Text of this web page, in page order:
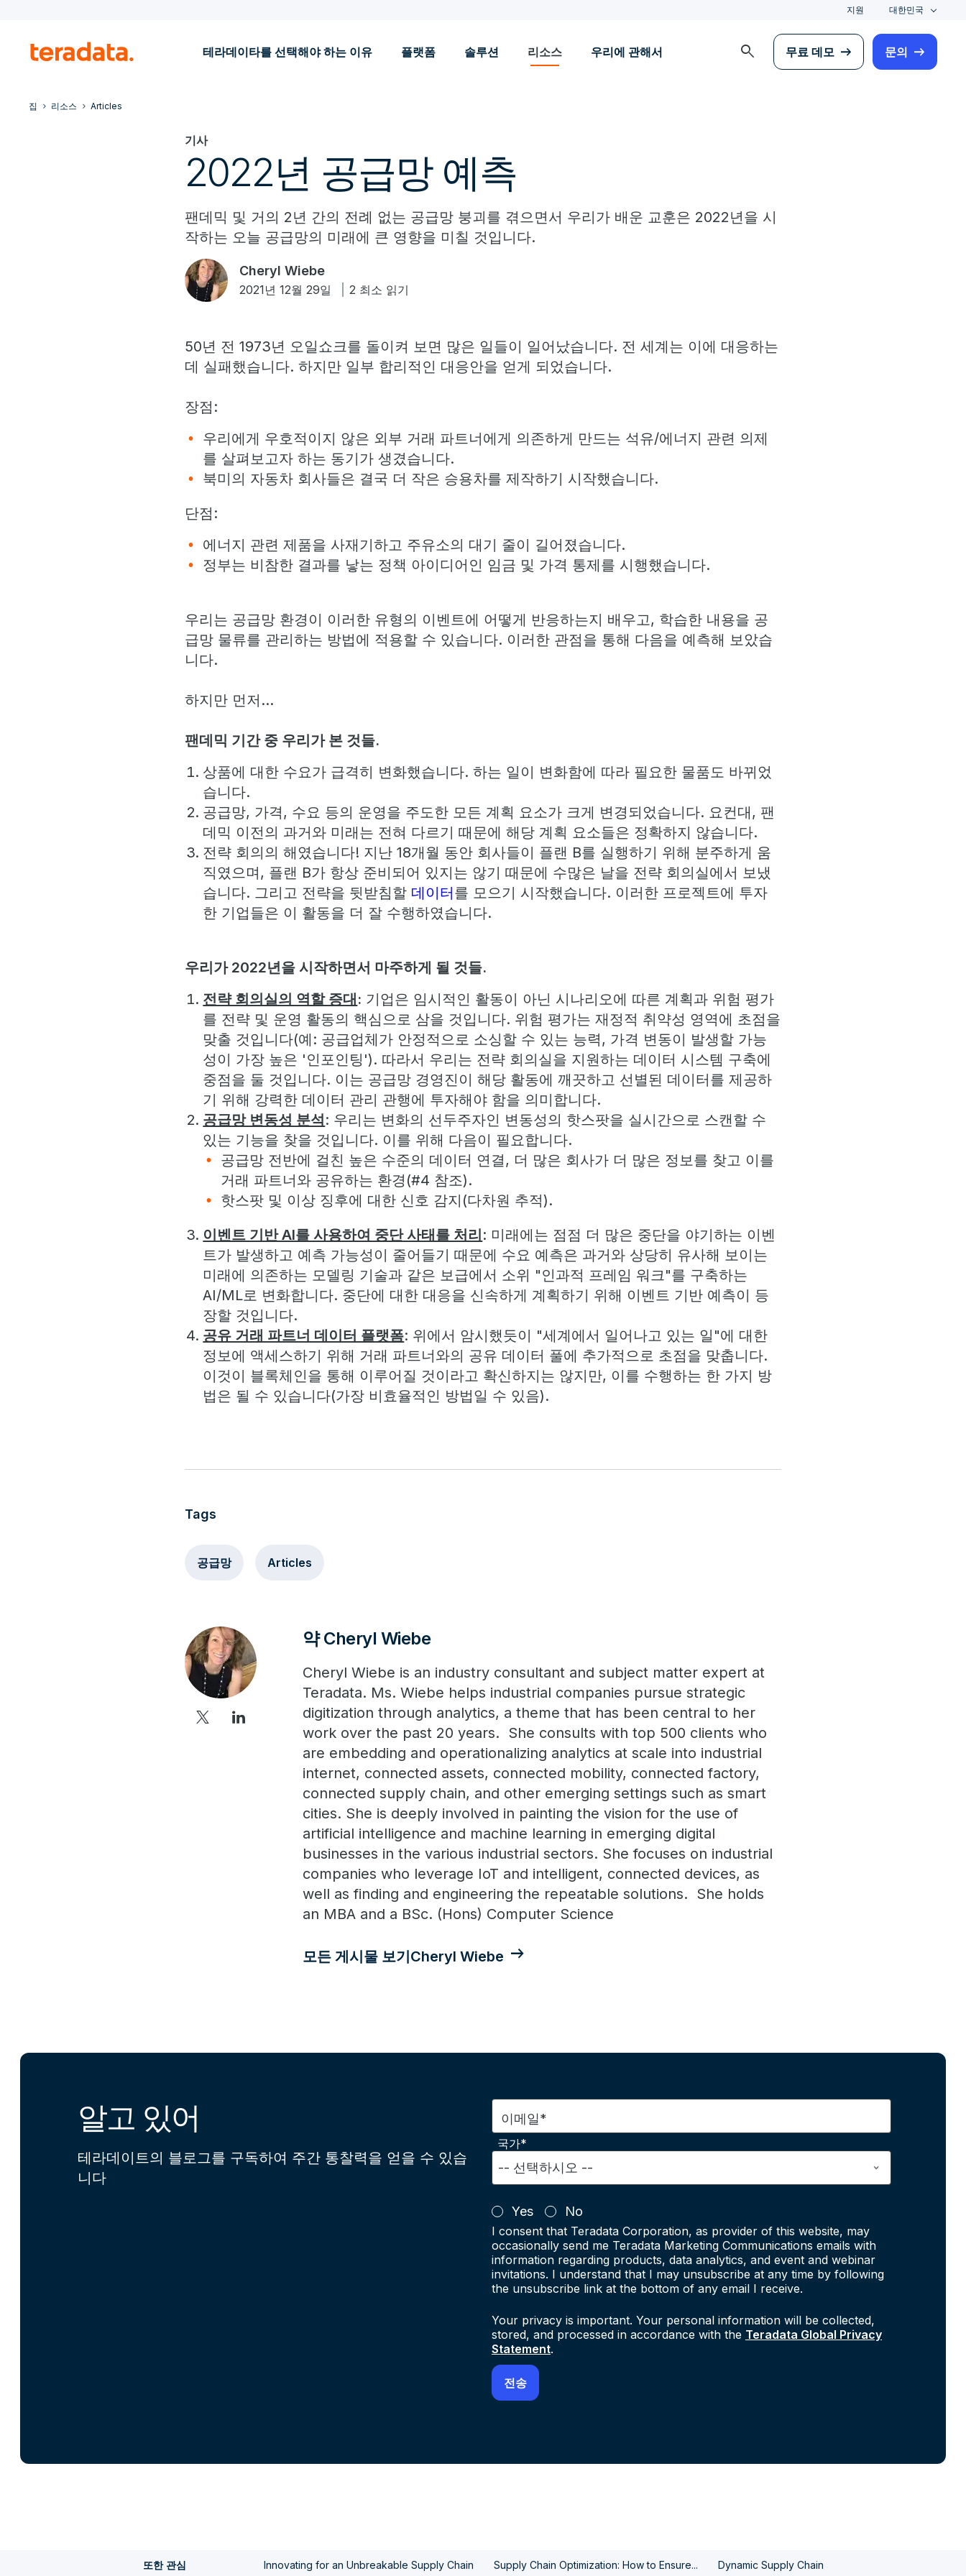
지원 대한민국
테라데이타를 선택해야 하는 이유 플랫폼 솔루션 리소스 우리에 관해서 search 무료 데모 문의
집 리소스 Articles
기사
2022년 공급망 예측
팬데믹 및 거의 2년 간의 전례 없는 공급망 붕괴를 겪으면서 우리가 배운 교훈은 2022년을 시
작하는 오늘 공급망의 미래에 큰 영향을 미칠 것입니다.
Cheryl Wiebe
2021년 12월 29일 2 최소 읽기
50년 전 1973년 오일쇼크를 돌이켜 보면 많은 일들이 일어났습니다. 전 세계는 이에 대응하는
데 실패했습니다. 하지만 일부 합리적인 대응안을 얻게 되었습니다.
장점:
우리에게 우호적이지 않은 외부 거래 파트너에게 의존하게 만드는 석유/에너지 관련 의제
를 살펴보고자 하는 동기가 생겼습니다.
북미의 자동차 회사들은 결국 더 작은 승용차를 제작하기 시작했습니다.
단점:
에너지 관련 제품을 사재기하고 주유소의 대기 줄이 길어졌습니다.
정부는 비참한 결과를 낳는 정책 아이디어인 임금 및 가격 통제를 시행했습니다.
우리는 공급망 환경이 이러한 유형의 이벤트에 어떻게 반응하는지 배우고, 학습한 내용을 공
급망 물류를 관리하는 방법에 적용할 수 있습니다. 이러한 관점을 통해 다음을 예측해 보았습
니다.
하지만 먼저...
팬데믹 기간 중 우리가 본 것들.
상품에 대한 수요가 급격히 변화했습니다. 하는 일이 변화함에 따라 필요한 물품도 바뀌었
습니다.
공급망, 가격, 수요 등의 운영을 주도한 모든 계획 요소가 크게 변경되었습니다. 요컨대, 팬
데믹 이전의 과거와 미래는 전혀 다르기 때문에 해당 계획 요소들은 정확하지 않습니다.
전략 회의의 해였습니다! 지난 18개월 동안 회사들이 플랜 B를 실행하기 위해 분주하게 움
직였으며, 플랜 B가 항상 준비되어 있지는 않기 때문에 수많은 날을 전략 회의실에서 보냈
습니다. 그리고 전략을 뒷받침할 데이터를 모으기 시작했습니다. 이러한 프로젝트에 투자
한 기업들은 이 활동을 더 잘 수행하였습니다.
우리가 2022년을 시작하면서 마주하게 될 것들.
전략 회의실의 역할 증대: 기업은 임시적인 활동이 아닌 시나리오에 따른 계획과 위험 평가
를 전략 및 운영 활동의 핵심으로 삼을 것입니다. 위험 평가는 재정적 취약성 영역에 초점을
맞출 것입니다(예: 공급업체가 안정적으로 소싱할 수 있는 능력, 가격 변동이 발생할 가능
성이 가장 높은 '인포인팅'). 따라서 우리는 전략 회의실을 지원하는 데이터 시스템 구축에
중점을 둘 것입니다. 이는 공급망 경영진이 해당 활동에 깨끗하고 선별된 데이터를 제공하
기 위해 강력한 데이터 관리 관행에 투자해야 함을 의미합니다.
공급망 변동성 분석: 우리는 변화의 선두주자인 변동성의 핫스팟을 실시간으로 스캔할 수
있는 기능을 찾을 것입니다. 이를 위해 다음이 필요합니다.
공급망 전반에 걸친 높은 수준의 데이터 연결, 더 많은 회사가 더 많은 정보를 찾고 이를
거래 파트너와 공유하는 환경(#4 참조).
핫스팟 및 이상 징후에 대한 신호 감지(다차원 추적).
이벤트 기반 AI를 사용하여 중단 사태를 처리: 미래에는 점점 더 많은 중단을 야기하는 이벤
트가 발생하고 예측 가능성이 줄어들기 때문에 수요 예측은 과거와 상당히 유사해 보이는
미래에 의존하는 모델링 기술과 같은 보급에서 소위 "인과적 프레임 워크"를 구축하는
AI/ML로 변화합니다. 중단에 대한 대응을 신속하게 계획하기 위해 이벤트 기반 예측이 등
장할 것입니다.
공유 거래 파트너 데이터 플랫폼: 위에서 암시했듯이 "세계에서 일어나고 있는 일"에 대한
정보에 액세스하기 위해 거래 파트너와의 공유 데이터 풀에 추가적으로 초점을 맞춥니다.
이것이 블록체인을 통해 이루어질 것이라고 확신하지는 않지만, 이를 수행하는 한 가지 방
법은 될 수 있습니다(가장 비효율적인 방법일 수 있음).
Tags
공급망 Articles
약 Cheryl Wiebe
Cheryl Wiebe is an industry consultant and subject matter expert at
Teradata. Ms. Wiebe helps industrial companies pursue strategic
digitization through analytics, a theme that has been central to her
work over the past 20 years. She consults with top 500 clients who
are embedding and operationalizing analytics at scale into industrial
internet, connected assets, connected mobility, connected factory,
connected supply chain, and other emerging settings such as smart
cities. She is deeply involved in painting the vision for the use of
artificial intelligence and machine learning in emerging digital
businesses in the various industrial sectors. She focuses on industrial
companies who leverage IoT and intelligent, connected devices, as
well as finding and engineering the repeatable solutions. She holds
an MBA and a BSc. (Hons) Computer Science
모든 게시물 보기Cheryl Wiebe
알고 있어
테라데이트의 블로그를 구독하여 주간 통찰력을 얻을 수 있습
니다
이메일*
국가*
Yes No
I consent that Teradata Corporation, as provider of this website, may
occasionally send me Teradata Marketing Communications emails with
information regarding products, data analytics, and event and webinar
invitations. I understand that I may unsubscribe at any time by following
the unsubscribe link at the bottom of any email I receive.
Your privacy is important. Your personal information will be collected,
stored, and processed in accordance with the Teradata Global Privacy
Statement.
또한 관심 Innovating for an Unbreakable Supply Chain Supply Chain Optimization: How to Ensure... Dynamic Supply Chain